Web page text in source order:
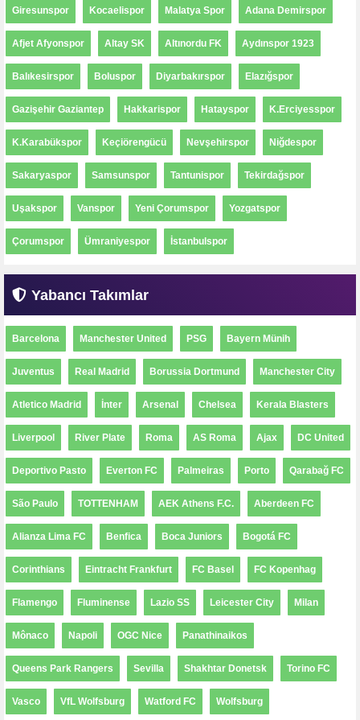
Giresunspor Kocaelispor Malatya Spor Adana Demirspor
Afjet Afyonspor Altay SK Altınordu FK Aydınspor 1923
Balıkesirspor Boluspor Diyarbakırspor Elazığspor
Gazişehir Gaziantep Hakkarispor Hatayspor K.Erciyesspor
K.Karabükspor Keçiörengücü Nevşehirspor Niğdespor
Sakaryaspor Samsunspor Tantunispor Tekirdağspor
Uşakspor Vanspor Yeni Çorumspor Yozgatspor
Çorumspor Ümraniyespor İstanbulspor
Yabancı Takımlar
Barcelona Manchester United PSG Bayern Münih
Juventus Real Madrid Borussia Dortmund Manchester City
Atletico Madrid İnter Arsenal Chelsea Kerala Blasters
Liverpool River Plate Roma AS Roma Ajax DC United
Deportivo Pasto Everton FC Palmeiras Porto Qarabağ FC
São Paulo TOTTENHAM AEK Athens F.C. Aberdeen FC
Alianza Lima FC Benfica Boca Juniors Bogotá FC
Corinthians Eintracht Frankfurt FC Basel FC Kopenhag
Flamengo Fluminense Lazio SS Leicester City Milan
Mônaco Napoli OGC Nice Panathinaikos
Queens Park Rangers Sevilla Shakhtar Donetsk Torino FC
Vasco VfL Wolfsburg Watford FC Wolfsburg